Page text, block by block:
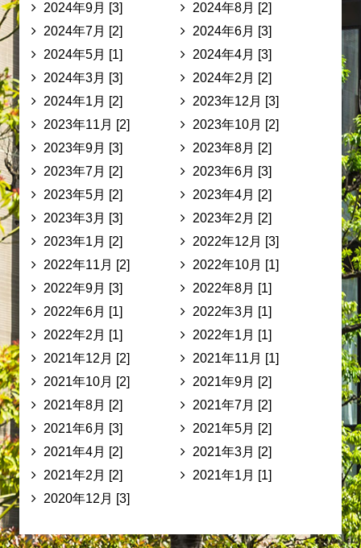
2024年9月 [3]
2024年8月 [2]
2024年7月 [2]
2024年6月 [3]
2024年5月 [1]
2024年4月 [3]
2024年3月 [3]
2024年2月 [2]
2024年1月 [2]
2023年12月 [3]
2023年11月 [2]
2023年10月 [2]
2023年9月 [3]
2023年8月 [2]
2023年7月 [2]
2023年6月 [3]
2023年5月 [2]
2023年4月 [2]
2023年3月 [3]
2023年2月 [2]
2023年1月 [2]
2022年12月 [3]
2022年11月 [2]
2022年10月 [1]
2022年9月 [3]
2022年8月 [1]
2022年6月 [1]
2022年3月 [1]
2022年2月 [1]
2022年1月 [1]
2021年12月 [2]
2021年11月 [1]
2021年10月 [2]
2021年9月 [2]
2021年8月 [2]
2021年7月 [2]
2021年6月 [3]
2021年5月 [2]
2021年4月 [2]
2021年3月 [2]
2021年2月 [2]
2021年1月 [1]
2020年12月 [3]